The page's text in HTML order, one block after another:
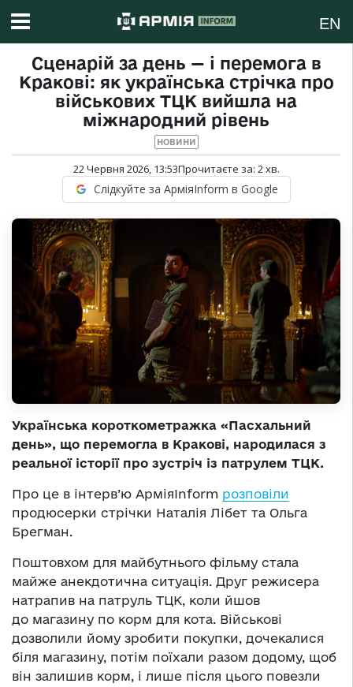
EN
Сценарій за день — і перемога в
Кракові: як українська стрічка про
військових ТЦК вийшла на
міжнародний рівень
НОВИНИ
22 Червня 2026, 13:53Прочитаєте за: 2хв.
Слідкуйте за АрміяInform в Google
Українська короткометражка «Пасхальний
день», що перемогла в Кракові, народилася з
реальної історії про зустріч із патрулем ТЦК.
Про це в інтерв’ю АрміяInform розповіли
продюсерки стрічки Наталія Лібет та Ольга
Брегман.
Поштовхом для майбутнього фільму стала
майже анекдотична ситуація. Друг режисера
натрапив на патруль ТЦК, коли йшов
до магазину по корм для кота. Військові
дозволили йому зробити покупки, дочекалися
біля магазину, потім поїхали разом додому, щоб
він залишив корм, і лише після цього повезли